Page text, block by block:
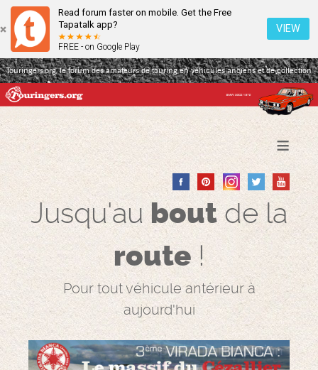
Read forum faster on mobile. Get the Free
Tapatalk app?
FREE - on Google Play
VIEW
Touringers.org, le forum des amateurs de touring en véhicules anciens et de collection
≡
Jusqu'au boutde la
route!
Pour tout véhicule antérieur à
aujourd'hui